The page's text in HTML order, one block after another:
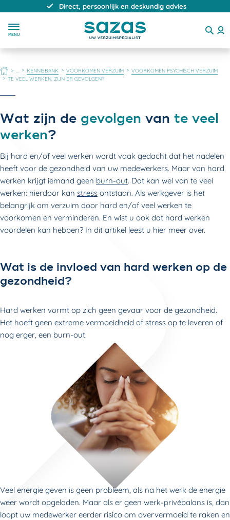
Direct, persoonlijk en deskundig advies
MENU
HOME KENNISBANK VOORKOMEN VERZUIM
VOORKOMEN PSYCHISCH VERZUIM
TE VEEL WERKEN, ZIJN ER GEVOLGEN?
Wat zijn de gevolgen van te veel
werken?
Bij hard en/of veel werken wordt vaak gedacht dat het nadelen
heeft voor de gezondheid van uw medewerkers. Maar van hard
werken krijgt iemand geen burn-out. Dat kan wel van te veel
werken: hierdoor kan stress ontstaan. Als werkgever is het
belangrijk om verzuim door hard en/of veel werken te
voorkomen en verminderen. En wist u ook dat hard werken
voordelen kan hebben? In dit artikel leest u hier meer over.
Wat is de invloed van hard werken op de
gezondheid?
Hard werken vormt op zich geen gevaar voor de gezondheid.
Het hoeft geen extreme vermoeidheid of stress op te leveren of
nog erger, een burn-out.
Veel energie geven is geen probleem, als na het werk de energie
weer wordt opgeladen. Maar als er geen werk-privébalans is, dan
loopt uw medewerker eerder risico om oververmoeid te raken en